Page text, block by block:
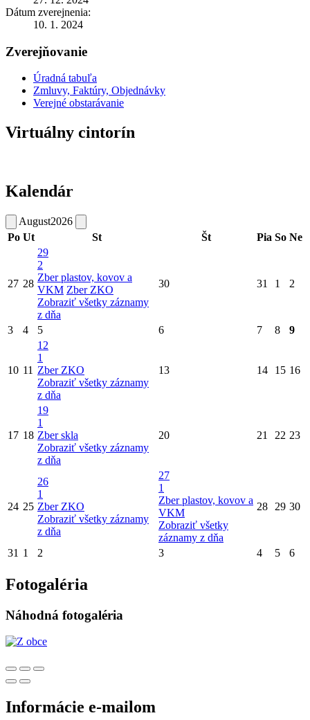
Dátum zverejnenia:
10. 1. 2024
Zverejňovanie
Úradná tabuľa
Zmluvy, Faktúry, Objednávky
Verejné obstarávanie
Virtuálny cintorín
Kalendár
August2026
Po Ut St Št Pia So Ne
27 28
29
2
Zber plastov, kovov a
VKM Zber ZKO
Zobraziť všetky záznamy
z dňa
30 31 1 2
3 4 5 6 7 8 9
10 11
12
1
Zber ZKO
Zobraziť všetky záznamy
z dňa
13 14 15 16
17 18
19
1
Zber skla
Zobraziť všetky záznamy
z dňa
20 21 22 23
24 25
26
1
Zber ZKO
Zobraziť všetky záznamy
z dňa
27
1
Zber plastov, kovov a
VKM
Zobraziť všetky
záznamy z dňa
28 29 30
31 1 2 3 4 5 6
Fotogaléria
Náhodná fotogaléria
Informácie e-mailom